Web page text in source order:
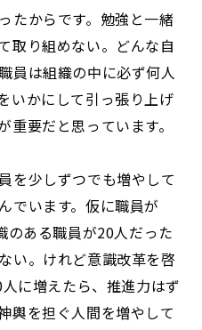
たからです。勉強と一緒
取り組めない。どんな自
員は組織の中に必ず何人
いかにして引っ張り上げ
要だと思っています。
を少しずつでも増やして
でいます。仮に職員が
のある職員が20人だった
い。けれど意識改革を啓
に増えたら、推進力はず
輿を担ぐ人間を増やして